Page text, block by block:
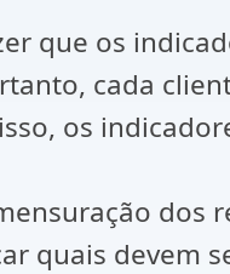
que os
cada
os
dos
quais devem